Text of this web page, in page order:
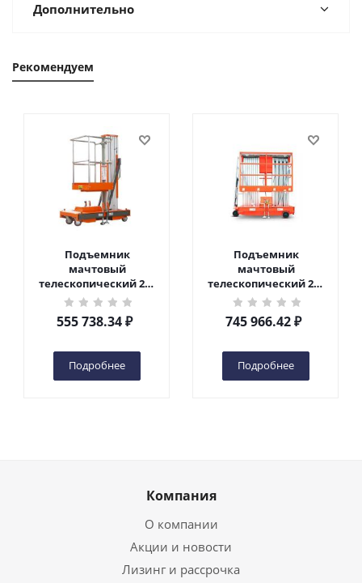
Дополнительно
Рекомендуем
Подъемник
мачтовый
телескопический 200
кг 6 м TOR GTWY6-200S
DC 2-мачтовый
(автономный) (G) в
555 738.34₽
Подробнее
Подъемник
мачтовый
телескопический 200
кг 10 м TOR GTWY10-
200S DC 2-мачтовый
(автономный) (N) в
745 966.42₽
Подробнее
Компания
О компании
Акции и новости
Лизинг и рассрочка